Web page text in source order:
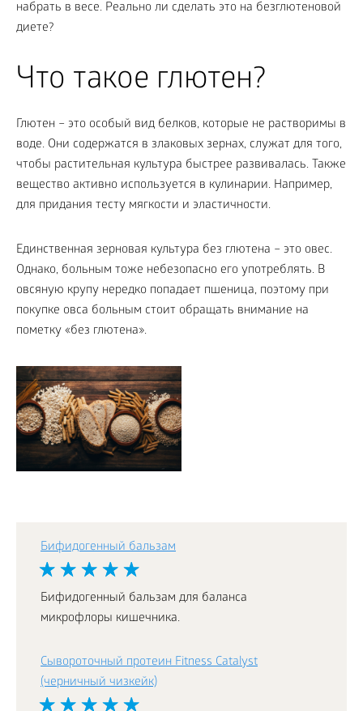
набрать в весе. Реально ли сделать это на безглютеновой
диете?
Что такое глютен?
Глютен – это особый вид белков, которые не растворимы в
воде. Они содержатся в злаковых зернах, служат для того,
чтобы растительная культура быстрее развивалась. Также
вещество активно используется в кулинарии. Например,
для придания тесту мягкости и эластичности.
Единственная зерновая культура без глютена – это овес.
Однако, больным тоже небезопасно его употреблять. В
овсяную крупу нередко попадает пшеница, поэтому при
покупке овса больным стоит обращать внимание на
пометку «без глютена».
Бифидогенный бальзам
Бифидогенный бальзам для баланса
микрофлоры кишечника.
Сывороточный протеин Fitness Catalyst
(черничный чизкейк)